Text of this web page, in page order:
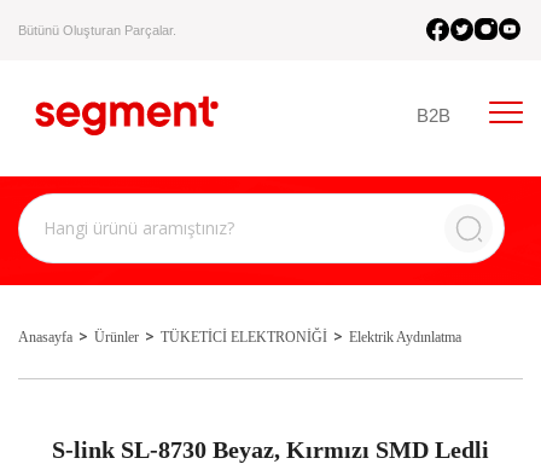
Bütünü Oluşturan Parçalar.
B2B
Anasayfa Ürünler TÜKETİCİ ELEKTRONİĞİ Elektrik Aydınlatma
S-link SL-8730 Beyaz, Kırmızı SMD Ledli